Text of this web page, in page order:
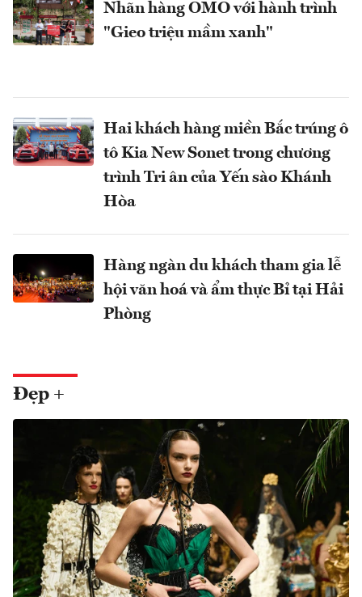
Nhãn hàng OMO với hành trình
"Gieo triệu mầm xanh"
Hai khách hàng miền Bắc trúng ô
tô Kia New Sonet trong chương
trình Tri ân của Yến sào Khánh
Hòa
Hàng ngàn du khách tham gia lễ
hội văn hoá và ẩm thực Bỉ tại Hải
Phòng
Đẹp +